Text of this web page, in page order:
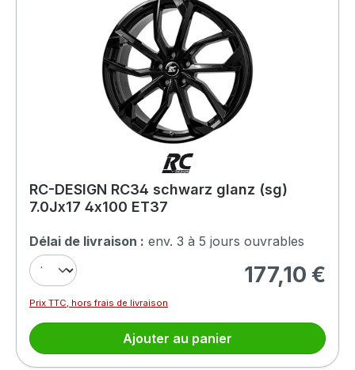
RC-DESIGN RC34 schwarz glanz (sg)
7.0Jx17 4x100 ET37
Délai de livraison : env. 3 à 5 jours ouvrables
Prix régulier :
177,10 €
Prix TTC, hors frais de livraison
Ajouter au panier